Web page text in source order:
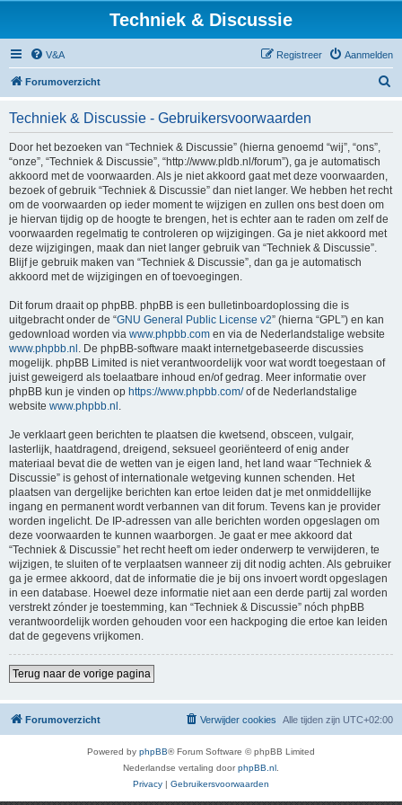
Techniek & Discussie
V&A Aanmelden
Registreer
Forumoverzicht
Techniek & Discussie - Gebruikersvoorwaarden
Door het bezoeken van “Techniek & Discussie” (hierna genoemd “wij”, “ons”,
“onze”, “Techniek & Discussie”, “http://www.pldb.nl/forum”), ga je automatisch
akkoord met de voorwaarden. Als je niet akkoord gaat met deze voorwaarden,
bezoek of gebruik “Techniek & Discussie” dan niet langer. We hebben het recht
om de voorwaarden op ieder moment te wijzigen en zullen ons best doen om
je hiervan tijdig op de hoogte te brengen, het is echter aan te raden om zelf de
voorwaarden regelmatig te controleren op wijzigingen. Ga je niet akkoord met
deze wijzigingen, maak dan niet langer gebruik van “Techniek & Discussie”.
Blijf je gebruik maken van “Techniek & Discussie”, dan ga je automatisch
akkoord met de wijzigingen en of toevoegingen.
Dit forum draait op phpBB. phpBB is een bulletinboardoplossing die is
uitgebracht onder de “GNU General Public License v2” (hierna “GPL”) en kan
gedownload worden via www.phpbb.com en via de Nederlandstalige website
www.phpbb.nl . De phpBB-software maakt internetgebaseerde discussies
mogelijk. phpBB Limited is niet verantwoordelijk voor wat wordt toegestaan of
juist geweigerd als toelaatbare inhoud en/of gedrag. Meer informatie over
phpBB kun je vinden op https://www.phpbb.com/of de Nederlandstalige
website www.phpbb.nl .
Je verklaart geen berichten te plaatsen die kwetsend, obsceen, vulgair,
lasterlijk, haatdragend, dreigend, seksueel georiënteerd of enig ander
materiaal bevat die de wetten van je eigen land, het land waar “Techniek &
Discussie” is gehost of internationale wetgeving kunnen schenden. Het
plaatsen van dergelijke berichten kan ertoe leiden dat je met onmiddellijke
ingang en permanent wordt verbannen van dit forum. Tevens kan je provider
worden ingelicht. De IP-adressen van alle berichten worden opgeslagen om
deze voorwaarden te kunnen waarborgen. Je gaat er mee akkoord dat
“Techniek & Discussie” het recht heeft om ieder onderwerp te verwijderen, te
wijzigen, te sluiten of te verplaatsen wanneer zij dit nodig achten. Als gebruiker
ga je ermee akkoord, dat de informatie die je bij ons invoert wordt opgeslagen
in een database. Hoewel deze informatie niet aan een derde partij zal worden
verstrekt zónder je toestemming, kan “Techniek & Discussie” nóch phpBB
verantwoordelijk worden gehouden voor een hackpoging die ertoe kan leiden
dat de gegevens vrijkomen.
Terug naar de vorige pagina
Forumoverzicht Alle tijden zijn UTC+02:00
Verwijder cookies
Powered by phpBB® Forum Software © phpBB Limited
Nederlandse vertaling doorphpBB.nl
Privacy | Gebruikersvoorwaarden